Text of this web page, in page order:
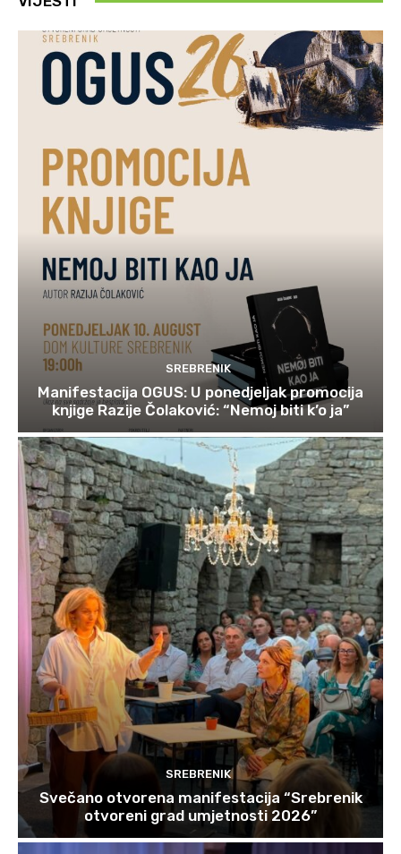
SREBRENIK
Manifestacija OGUS: U ponedjeljak promocija
knjige Razije Čolaković: “Nemoj biti k’o ja”
SREBRENIK
Svečano otvorena manifestacija “Srebrenik
otvoreni grad umjetnosti 2026”